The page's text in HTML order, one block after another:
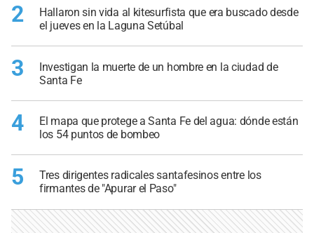
2
Hallaron sin vida al kitesurfista que era buscado desde
el jueves en la Laguna Setúbal
3
Investigan la muerte de un hombre en la ciudad de
Santa Fe
4
El mapa que protege a Santa Fe del agua: dónde están
los 54 puntos de bombeo
5
Tres dirigentes radicales santafesinos entre los
firmantes de "Apurar el Paso"